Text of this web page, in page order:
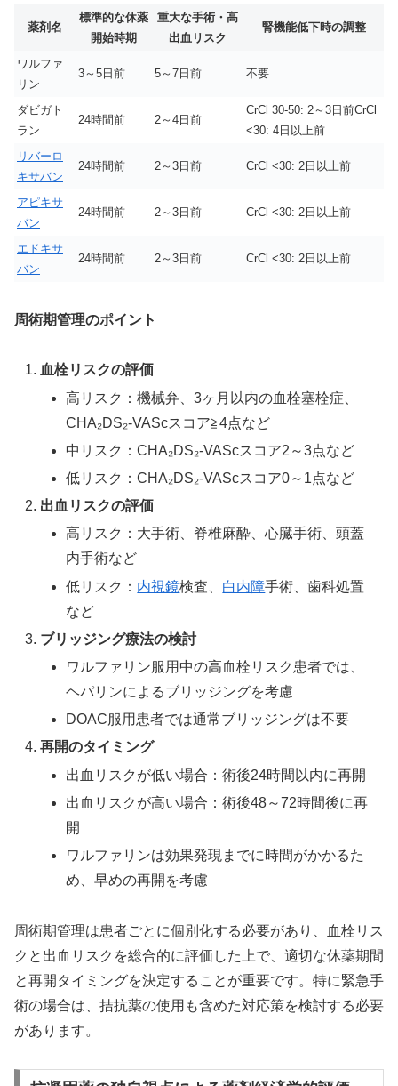
薬剤名
標準的な休薬
開始時期
重大な手術・高
出血リスク
腎機能低下時の調整
ワルファ
リン
3～5日前 5～7日前 不要
ダビガト
ラン
24時間前 2～4日前
CrCl 30-50: 2～3日前CrCl
<30: 4日以上前
リバーロ
キサバン
24時間前 2～3日前 CrCl <30: 2日以上前
アピキサ
バン
24時間前 2～3日前 CrCl <30: 2日以上前
エドキサ
バン
24時間前 2～3日前 CrCl <30: 2日以上前
周術期管理のポイント
血栓リスクの評価
高リスク：機械弁、3ヶ月以内の血栓塞栓症、
CHA₂DS₂-VAScスコア≧4点など
中リスク：CHA₂DS₂-VAScスコア2～3点など
低リスク：CHA₂DS₂-VAScスコア0～1点など
出血リスクの評価
高リスク：大手術、脊椎麻酔、心臓手術、頭蓋
内手術など
低リスク： 内視鏡検査、 白内障手術、歯科処置
など
ブリッジング療法の検討
ワルファリン服用中の高血栓リスク患者では、
ヘパリンによるブリッジングを考慮
DOAC服用患者では通常ブリッジングは不要
再開のタイミング
出血リスクが低い場合：術後24時間以内に再開
出血リスクが高い場合：術後48～72時間後に再
開
ワルファリンは効果発現までに時間がかかるた
め、早めの再開を考慮
周術期管理は患者ごとに個別化する必要があり、血栓リス
クと出血リスクを総合的に評価した上で、適切な休薬期間
と再開タイミングを決定することが重要です。特に緊急手
術の場合は、拮抗薬の使用も含めた対応策を検討する必要
があります。